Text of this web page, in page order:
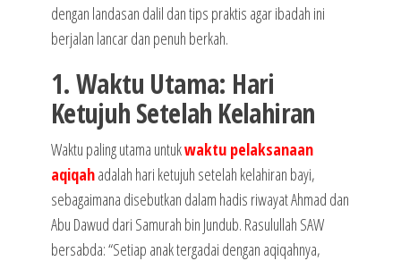
dengan landasan dalil dan tips praktis agar ibadah ini
berjalan lancar dan penuh berkah.
1. Waktu Utama: Hari
Ketujuh Setelah Kelahiran
Waktu paling utama untukwaktu pelaksanaan
aqiqahadalah hari ketujuh setelah kelahiran bayi,
sebagaimana disebutkan dalam hadis riwayat Ahmad dan
Abu Dawud dari Samurah bin Jundub. Rasulullah SAW
bersabda: “Setiap anak tergadai dengan aqiqahnya,